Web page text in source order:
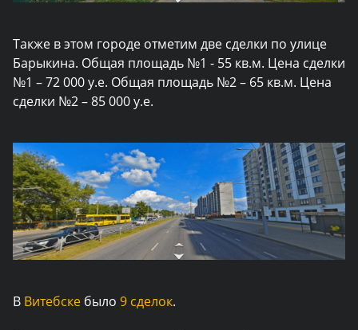
Также в этом городе отметим две сделки по улице
Барыкина. Общая площадь №1 - 55 кв.м. Цена сделки
№1 – 72 000 у.е. Общая площадь №2 – 65 кв.м. Цена
сделки №2 – 85 000 у.е.
В Витебске было 9 сделок.